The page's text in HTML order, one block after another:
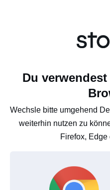
Du
Wechsle bitte umgehend
weiterhin nutzen zu
Firefox, Edge